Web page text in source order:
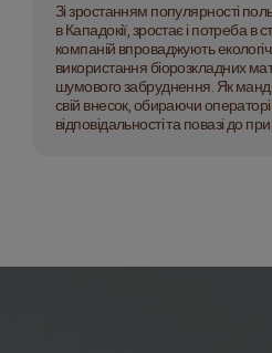
Зі зростанням популярності
в Кападокії, зростає і потреба в
компаній впроваджують
використання біорозкладних
шумового забруднення. Як
свій внесок, обираючи
відповідальності та повазі до